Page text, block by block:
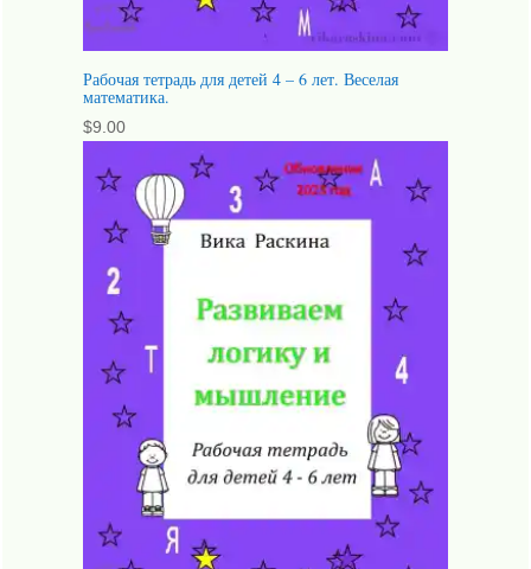
Рабочая тетрадь для детей 4 – 6 лет. Веселая
математика.
$9.00